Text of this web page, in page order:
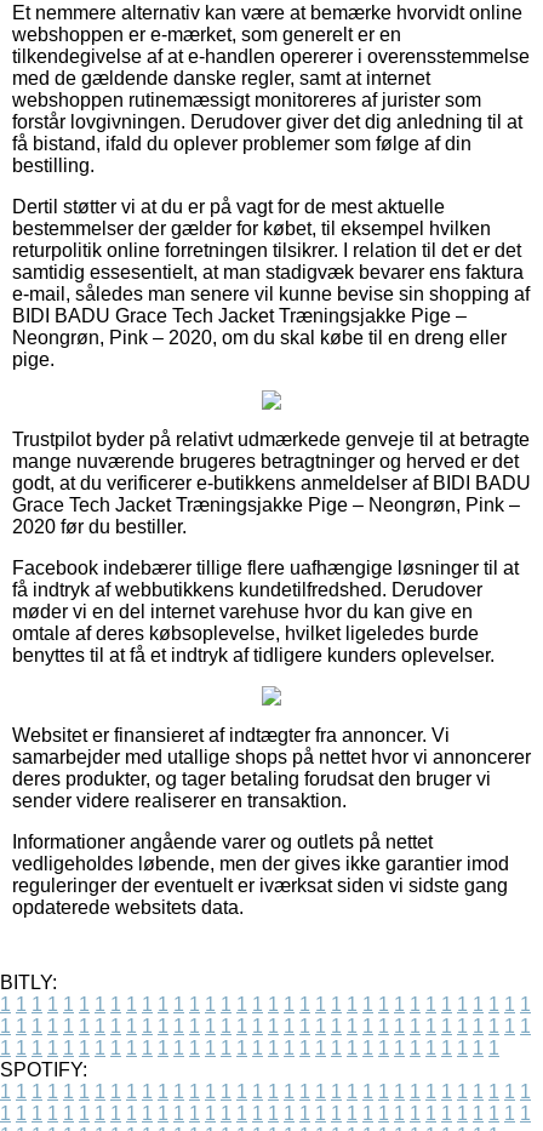
Et nemmere alternativ kan være at bemærke hvorvidt online
webshoppen er e-mærket, som generelt er en
tilkendegivelse af at e-handlen opererer i overensstemmelse
med de gældende danske regler, samt at internet
webshoppen rutinemæssigt monitoreres af jurister som
forstår lovgivningen. Derudover giver det dig anledning til at
få bistand, ifald du oplever problemer som følge af din
bestilling.
Dertil støtter vi at du er på vagt for de mest aktuelle
bestemmelser der gælder for købet, til eksempel hvilken
returpolitik online forretningen tilsikrer. I relation til det er det
samtidig essesentielt, at man stadigvæk bevarer ens faktura
e-mail, således man senere vil kunne bevise sin shopping af
BIDI BADU Grace Tech Jacket Træningsjakke Pige –
Neongrøn, Pink – 2020, om du skal købe til en dreng eller
pige.
Trustpilot byder på relativt udmærkede genveje til at betragte
mange nuværende brugeres betragtninger og herved er det
godt, at du verificerer e-butikkens anmeldelser af BIDI BADU
Grace Tech Jacket Træningsjakke Pige – Neongrøn, Pink –
2020 før du bestiller.
Facebook indebærer tillige flere uafhængige løsninger til at
få indtryk af webbutikkens kundetilfredshed. Derudover
møder vi en del internet varehuse hvor du kan give en
omtale af deres købsoplevelse, hvilket ligeledes burde
benyttes til at få et indtryk af tidligere kunders oplevelser.
Websitet er finansieret af indtægter fra annoncer. Vi
samarbejder med utallige shops på nettet hvor vi annoncerer
deres produkter, og tager betaling forudsat den bruger vi
sender videre realiserer en transaktion.
Informationer angående varer og outlets på nettet
vedligeholdes løbende, men der gives ikke garantier imod
reguleringer der eventuelt er iværksat siden vi sidste gang
opdaterede websitets data.
BITLY:
1 1 1 1 1 1 1 1 1 1 1 1 1 1 1 1 1 1 1 1 1 1 1 1 1 1 1 1 1 1 1 1 1 1
1 1 1 1 1 1 1 1 1 1 1 1 1 1 1 1 1 1 1 1 1 1 1 1 1 1 1 1 1 1 1 1 1 1
1 1 1 1 1 1 1 1 1 1 1 1 1 1 1 1 1 1 1 1 1 1 1 1 1 1 1 1 1 1 1 1
SPOTIFY:
1 1 1 1 1 1 1 1 1 1 1 1 1 1 1 1 1 1 1 1 1 1 1 1 1 1 1 1 1 1 1 1 1 1
1 1 1 1 1 1 1 1 1 1 1 1 1 1 1 1 1 1 1 1 1 1 1 1 1 1 1 1 1 1 1 1 1 1